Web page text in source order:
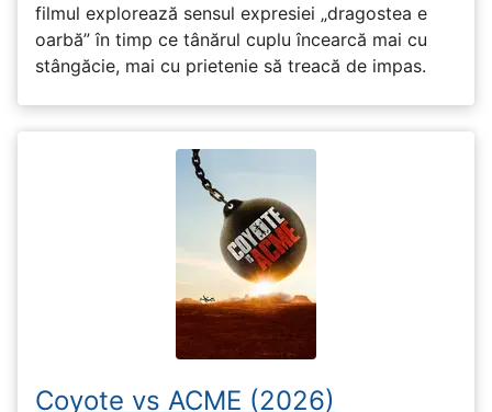
filmul explorează sensul expresiei „dragostea e
oarbă” în timp ce tânărul cuplu încearcă mai cu
stângăcie, mai cu prietenie să treacă de impas.
Coyote vs ACME (2026)